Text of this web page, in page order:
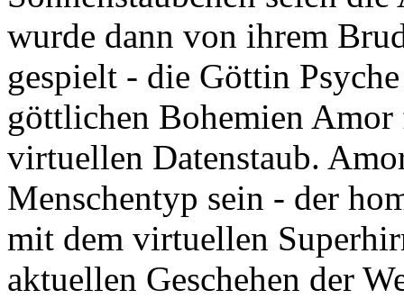
wurde dann von ihrem
gespielt - die Göttin
göttlichen Bohemien
virtuellen Datenstaub.
Menschentyp sein - der
mit dem virtuellen
aktuellen Geschehen der